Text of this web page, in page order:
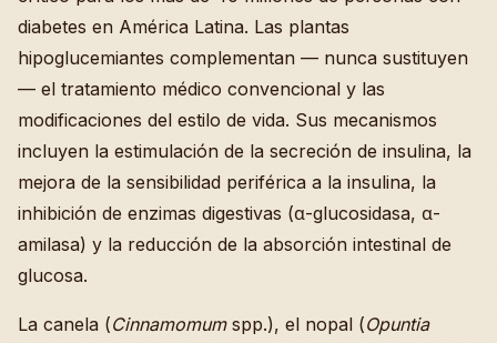
diabetes en América Latina. Las plantas
hipoglucemiantes complementan — nunca sustituyen
— el tratamiento médico convencional y las
modificaciones del estilo de vida. Sus mecanismos
incluyen la estimulación de la secreción de insulina, la
mejora de la sensibilidad periférica a la insulina, la
inhibición de enzimas digestivas (α-glucosidasa, α-
amilasa) y la reducción de la absorción intestinal de
glucosa.
La canela (Cinnamomumspp.), el nopal (Opuntia